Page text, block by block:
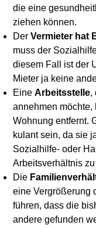
die eine
ziehen können.
DerVermieter hat
muss der
diesem Fall ist der
Mieter ja keine
EineArbeitsstelle,
annehmen
Wohnung entfernt.
kulant sein, da sie
Sozialhilfe- oder
Arbeitsverhältnis
Die
eine Vergrößerung
führen, dass die
andere gefunden